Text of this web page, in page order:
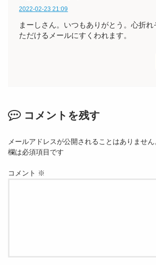
2022-02-23 21:09
まーしさん。いつもありがとう。心折れ
ただけるメールにすくわれます。
コメントを残す
メールアドレスが公開されることはありません
欄は必須項目です
コメント ※